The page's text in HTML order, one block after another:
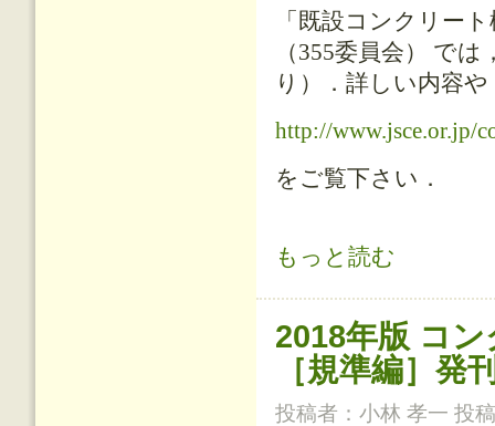
「既設コンクリー
（355委員会） で
り）．詳しい内容
http://www.jsce.or.jp/
をご覧下さい．
「既設コンクリート構造物の構造
もっと読む
2018年版 コ
［規準編］発
投稿者： 小林 孝一 投